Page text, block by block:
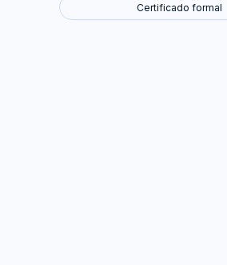
Certificado formal